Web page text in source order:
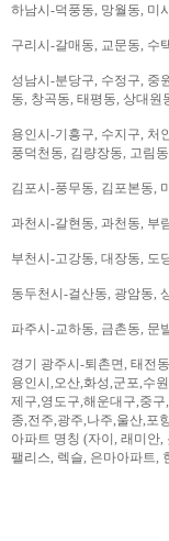
하남시-덕풍동, 망월동, 미
구리시-갈매동, 교문동, 수
성남시-분당구, 수정구, 중
동, 창곡동, 태평동, 상대원
용인시-기흥구, 수지구, 처
풍덕천동, 김량장동, 고림동
김포시-풍무동, 김포본동,
과천시-갈현동, 과천동, 부
부천시-고강동, 대장동, 도
동두천시-걸산동, 광암동,
파주시-교하동, 금촌동, 문
경기 광주시-퇴촌면, 태전
용인시,오산,화성,군포,수
제구,영도구,해운대구,중
종,전주,광주,나주,울산,포
아파트 명칭 (자이, 래미안
팰리스, 렉슬, 은마아파트,